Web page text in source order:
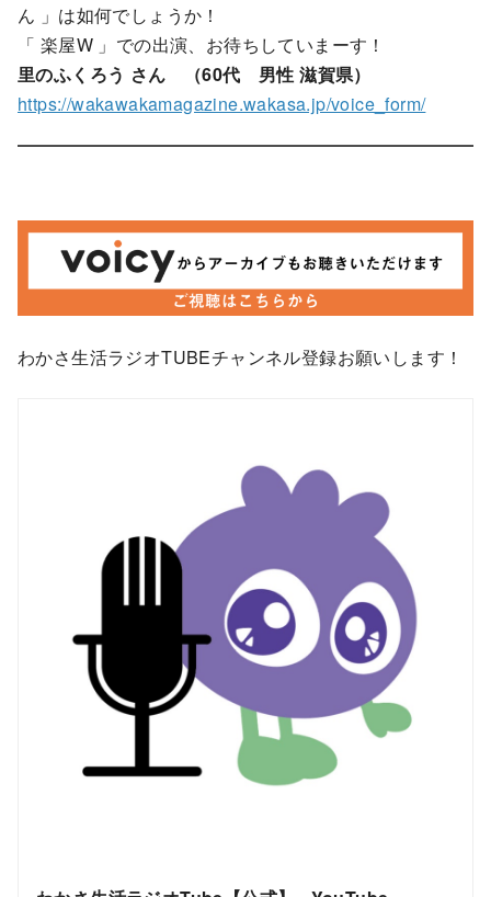
ん 」は如何でしょうか！
「 楽屋W 」での出演、お待ちしていまーす！
里のふくろう さん （60代 男性 滋賀県）
https://wakawakamagazine.wakasa.jp/voice_form/
わかさ生活ラジオTUBEチャンネル登録お願いします！